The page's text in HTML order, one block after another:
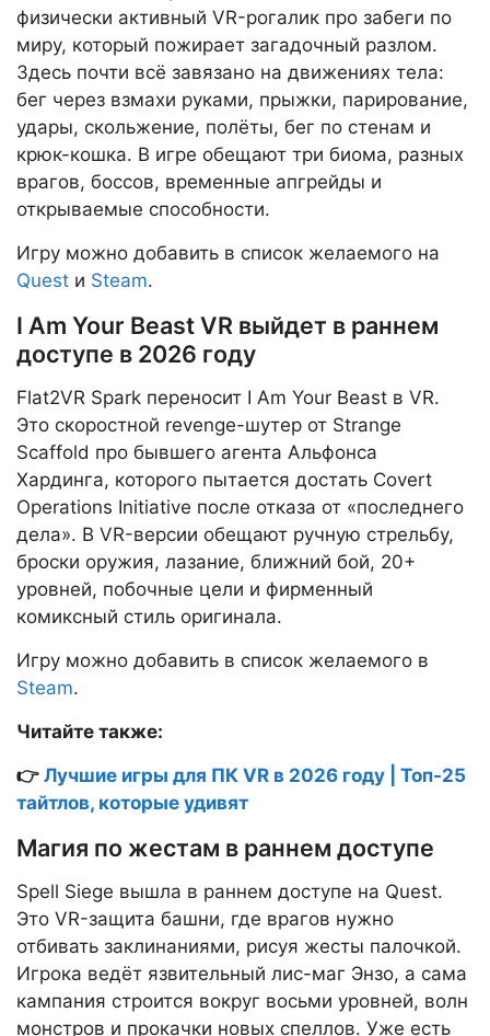
физически активный VR-рогалик про забеги по
миру, который пожирает загадочный разлом.
Здесь почти всё завязано на движениях тела:
бег через взмахи руками, прыжки, парирование,
удары, скольжение, полёты, бег по стенам и
крюк-кошка. В игре обещают три биома, разных
врагов, боссов, временные апгрейды и
открываемые способности.
Игру можно добавить в список желаемого на
Quest и Steam.
I Am Your Beast VR выйдет в раннем
доступе в 2026 году
Flat2VR Spark переносит I Am Your Beast в VR.
Это скоростной revenge-шутер от Strange
Scaffold про бывшего агента Альфонса
Хардинга, которого пытается достать Covert
Operations Initiative после отказа от «последнего
дела». В VR-версии обещают ручную стрельбу,
броски оружия, лазание, ближний бой, 20+
уровней, побочные цели и фирменный
комиксный стиль оригинала.
Игру можно добавить в список желаемого в
Steam.
Читайте также:
👉 Лучшие игры для ПК VR в 2026 году | Топ-25
тайтлов, которые удивят
Магия по жестам в раннем доступе
Spell Siege вышла в раннем доступе на Quest.
Это VR-защита башни, где врагов нужно
отбивать заклинаниями, рисуя жесты палочкой.
Игрока ведёт язвительный лис-маг Энзо, а сама
кампания строится вокруг восьми уровней, волн
монстров и прокачки новых спеллов. Уже есть